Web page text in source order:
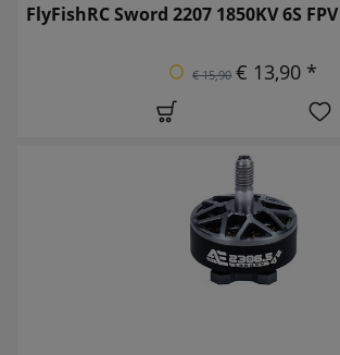
FlyFishRC Sword 2207 1850KV 6S
€ 15,90 € 13,90 *